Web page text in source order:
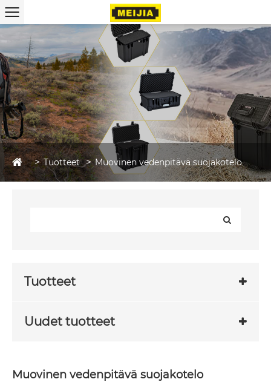
Tuotteet Muovinen vedenpitävä suojakotelo
Tuotteet
Uudet tuotteet
Muovinen vedenpitävä suojakotelo